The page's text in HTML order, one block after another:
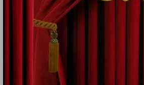
通知
私信